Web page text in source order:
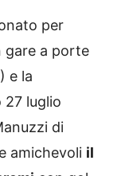
per
gare a porte
e la
27 luglio
di
amichevoli il